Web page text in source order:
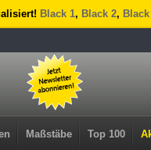
Black 1, Black 2,
Maßstäbe Top 100